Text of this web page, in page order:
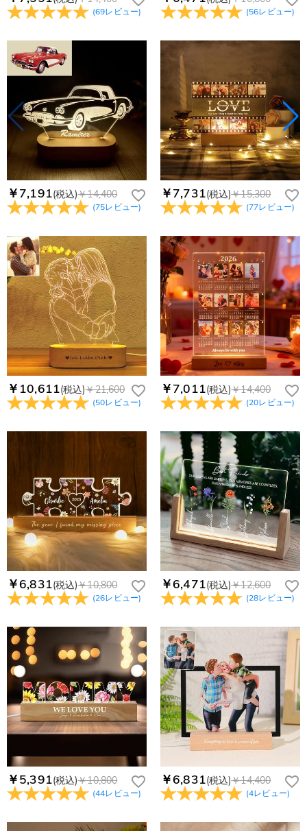
(69レビュー) (56レビュー)
￥7,191(税込)￥14,400
(75レビュー)
￥7,731(税込)￥15,300
(77レビュー)
￥10,611(税込)￥21,600
(50レビュー)
￥7,011(税込)￥14,400
(20レビュー)
￥6,831(税込)￥10,800
(26レビュー)
￥6,471(税込)￥12,600
(28レビュー)
￥5,391(税込)￥10,800
(44レビュー)
￥6,831(税込)￥14,400
(4レビュー)